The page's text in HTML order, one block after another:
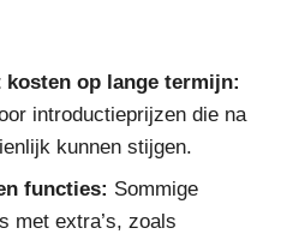
kosten op lange termijn:
introductieprijzen die na
kunnen stijgen.
functies: Sommige
met extra’s, zoals